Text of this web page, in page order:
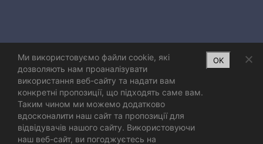
Ми використовуємо файли cookie, які
дозволяють нам проаналізувати
використання веб-сайту та надати вам
конкретні пропозиції, що підходять саме вам.
Таким чином ми можемо додатково
вдосконалити наш сайт та пропозиції для
відвідувачів нашого сайту. Використовуючи
наш веб-сайт, ви погоджуєтесь на
OK